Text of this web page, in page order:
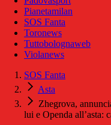
Pianetamilan
SOS Fanta
Toronews
Tuttobolognaweb
Violanews
SOS Fanta
Asta
Zhegrova,
lui e Openda all’asta: